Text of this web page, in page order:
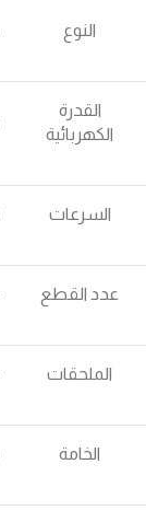
النوع
القدرة
الكهربائية
السرعات
عدد القطع
الملحقات
الخامة